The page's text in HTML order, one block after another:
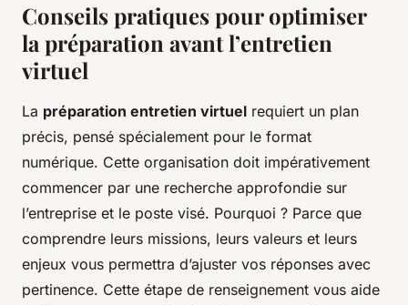
Conseils pratiques pour optimiser
la préparation avant l’entretien
virtuel
La préparation entretien virtuel requiert un plan
précis, pensé spécialement pour le format
numérique. Cette organisation doit impérativement
commencer par une recherche approfondie sur
l’entreprise et le poste visé. Pourquoi ? Parce que
comprendre leurs missions, leurs valeurs et leurs
enjeux vous permettra d’ajuster vos réponses avec
pertinence. Cette étape de renseignement vous aide